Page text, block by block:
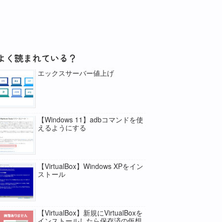
く読まれている？
エックスサーバー値上げ
【Windows 11】adbコマンドを使
えるようにする
【VirtualBox】Windows XPをイン
ストール
【VirtualBox】新規にVirtualBoxを